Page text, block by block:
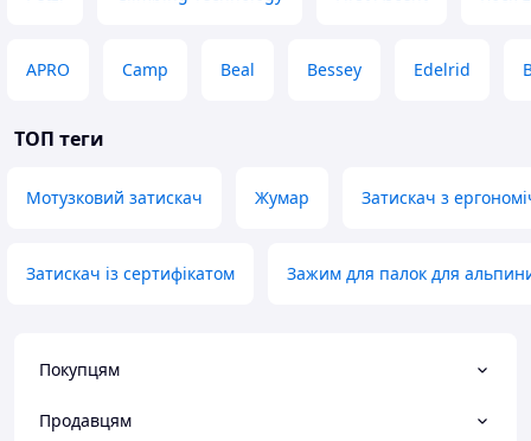
APRO Camp Beal Bessey Edelrid
ТОП теги
Мотузковий затискач Жумар Затискач з
Затискач із сертифікатом Зажим для палок для
Покупцям
Продавцям